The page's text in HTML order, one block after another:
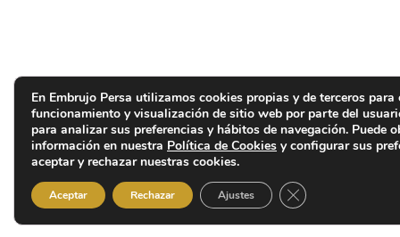
En Embrujo Persa utilizamos cookies propias y de terceros para
funcionamiento y visualización de sitio web por parte del
para analizar sus preferencias y hábitos de navegación. Puede
información en nuestra Política de Cookies y configurar sus
aceptar y rechazar nuestras cookies.
Aceptar Rechazar Ajustes Cerrar el banner